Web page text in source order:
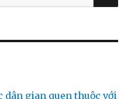
dân gian quen thuộc với